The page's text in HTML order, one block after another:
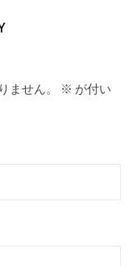
ません。 ※ が付い